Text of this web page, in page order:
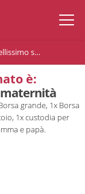
set di borse per la maternità
è:
maternità
grande, 1x Borsa
1x custodia per
e papà.